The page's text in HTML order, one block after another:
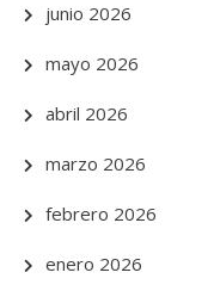
junio 2026
mayo 2026
abril 2026
marzo 2026
febrero 2026
enero 2026